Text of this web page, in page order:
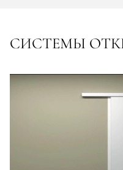
СИСТЕМЫ